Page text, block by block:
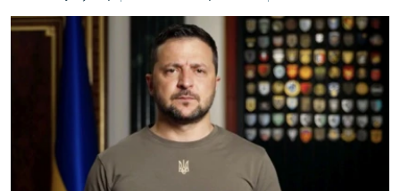
SÜRET
Українською